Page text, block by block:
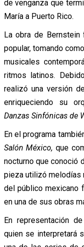
de venganza que
María a Puerto Rico.
La obra de
popular, tomando
musicales
ritmos latinos.
realizó una versión
enriqueciendo su
Danzas Sinfónicas de
En el programa
Salón México, que
nocturno que conoció
pieza utilizó melodías
del público mexicano
en una de sus obras
En representación
quien se interpretará